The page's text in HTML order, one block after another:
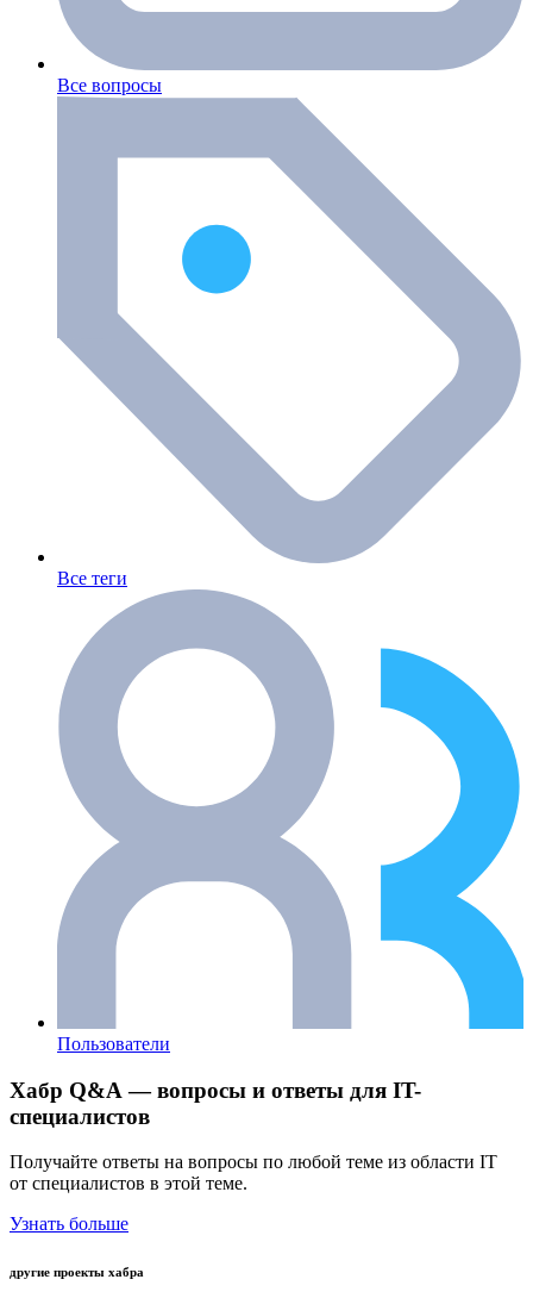
Все вопросы
Все теги
Пользователи
Хабр Q&A — вопросы и ответы для IT-
специалистов
Получайте ответы на вопросы по любой теме из области IT
от специалистов в этой теме.
Узнать больше
другие проекты хабра